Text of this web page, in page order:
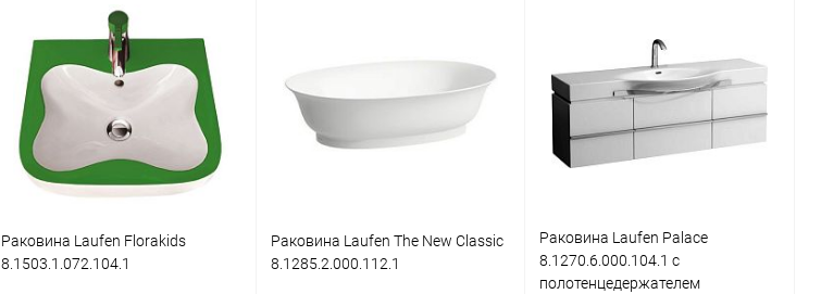
В корзину
Купить в 1 клик Сравнение
В избранное Под заказ
Сравнение
В избранное Под заказ
Купить в 1 клик Сравнение
Под заказ
Раковина Laufen Florakids
8.1503.1.072.104.1
Раковина Laufen The New Classic
8.1285.2.000.112.1
Раковина Laufen Palace
8.1270.6.000.104.1 с
полотенцедержателем